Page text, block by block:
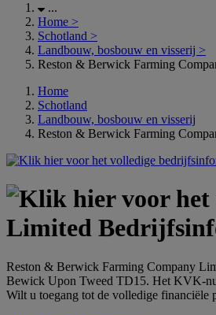
...
Home >
Schotland >
Landbouw, bosbouw en visserij >
Reston & Berwick Farming
Home
Schotland
Landbouw, bosbouw en visserij
Reston & Berwick Farming
Limited
Reston & Berwick Farming Company
Bewick Upon Tweed TD15. Het KVK-
Wilt u toegang tot de volledige